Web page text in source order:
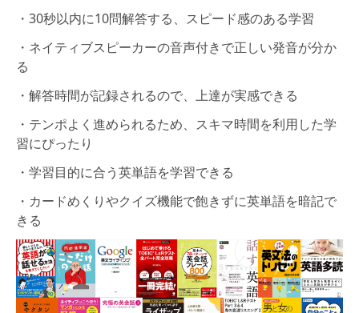
・30秒以内に10問解答する、スピード感のある学習
・ネイティブスピーカーの音声付きで正しい発音が分か
る
・解答時間が記録されるので、上達が実感できる
・テンポよく進められるため、スキマ時間を利用した学
習にぴったり
・学習目的に合う英単語を学習できる
・カードめくりやクイズ機能で飽きずに英単語を暗記で
きる